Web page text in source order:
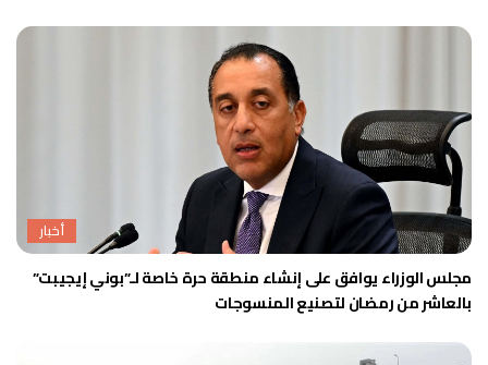
أخبار
مجلس الوزراء يوافق على إنشاء منطقة حرة خاصة لـ”بوني إيجيبت”
بالعاشر من رمضان لتصنيع المنسوجات